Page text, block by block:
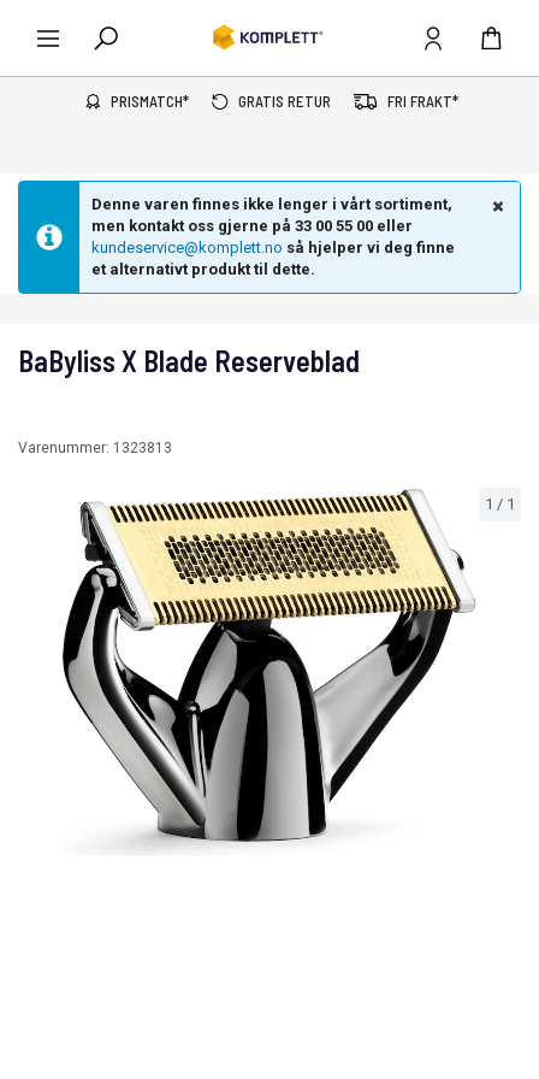
PRISMATCH* GRATIS RETUR FRI FRAKT*
Denne varen finnes ikke lenger i vårt sortiment,
men kontakt oss gjerne på 33 00 55 00 eller
kundeservice@komplett.no så hjelper vi deg finne
et alternativt produkt til dette.
1 / 1
BaByliss X Blade Reserveblad
Varenummer: 1323813